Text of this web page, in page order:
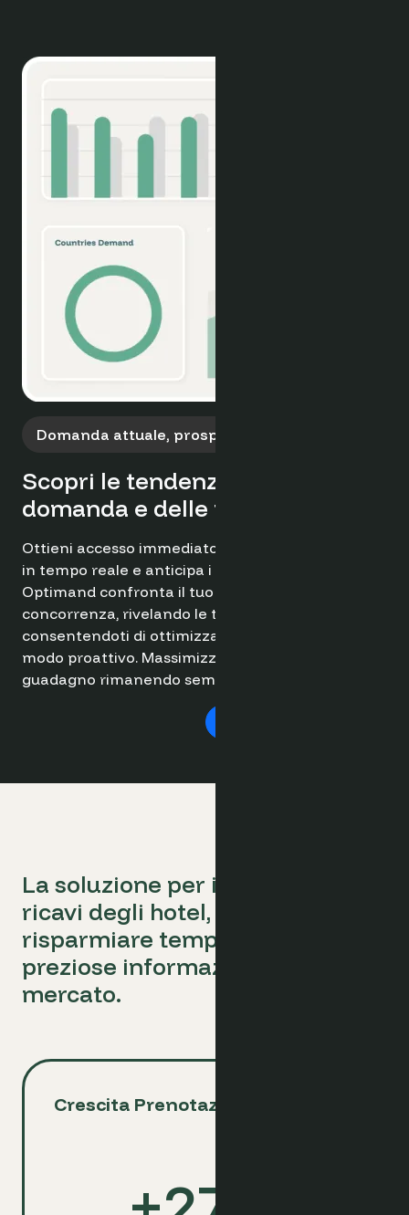
Domanda attuale, prospettive future
Scopri le tendenze future della
domanda e delle prenotazioni.
Ottieni accesso immediato ai dati sulla domanda
in tempo reale e anticipa i futuri cambiamenti.
Optimand confronta il tuo hotel con la
concorrenza, rivelando le tendenze emergenti e
consentendoti di ottimizzare la tua strategia in
modo proattivo. Massimizza il tuo potenziale di
guadagno rimanendo sempre un passo avanti.
La soluzione per incrementare i
ricavi degli hotel,
risparmiare tempo e ottenere
preziose informazioni di
mercato.
Crescita Prenotazioni Dirette